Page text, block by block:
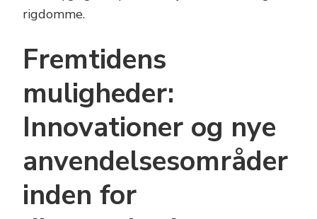
rigdomme.
Fremtidens
muligheder:
Innovationer og nye
anvendelsesområder
inden for